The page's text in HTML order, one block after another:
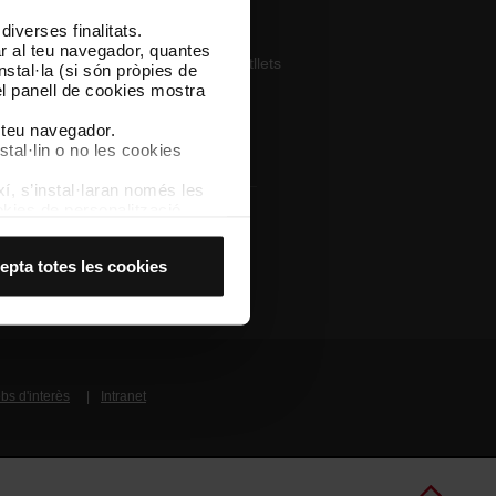
finalitats.
al teu navegador, quantes
(si són pròpies de
panell de cookies mostra
navegador.
o no les cookies
s’instal·laran només les
d’usuari.
totes les cookies
TMB App i compra els teus bitllets
d'interès Intranet